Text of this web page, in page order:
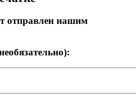
отправлен нашим